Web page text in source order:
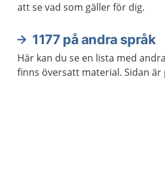
att se vad som gäller för dig.
1177 på andra språk
Här kan du se en lista med
finns översatt material. Sidan är